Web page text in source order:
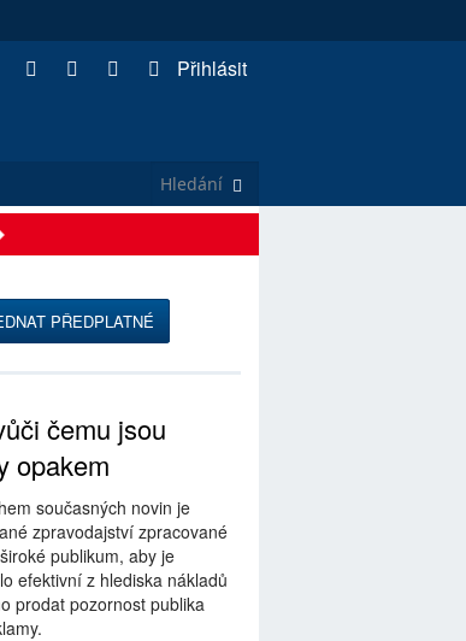
Přihlásit
PŘEDPLATNÉ
čemu jsou
opakem
současných novin je
zpravodajství zpracované
publikum, aby je
efektivní z hlediska nákladů
prodat pozornost publika